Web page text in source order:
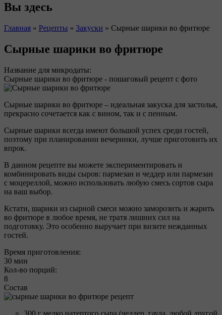
Вы здесь
Главная » Рецепты » Закуски » Сырные шарики во фритюре
Сырные шарики во фритюре
Название для микродаты:
Сырные шарики во фритюре - пошаговый рецепт с фото
Сырные шарики во фритюре – идеальная закуска для застолья,
прекрасно сочетается как с вином, так и с пенным.
Сырные шарики всегда имеют большой успех среди гостей,
поэтому при планировании вечеринки, лучше приготовить их
впрок.
В данном рецепте вы можете экспериментировать и
комбинировать виды сыров: пармезан и чеддер или пармезан
с моцереллой, можно использовать любую смесь сортов сыра
на ваш выбор.
Кстати, шарики из сырной смеси можно заморозить и жарить
во фритюре в любое время, не тратя лишних сил на
подготовку. Это особенно выручает при визите нежданных
гостей.
Время приготовления:
30 мин
Кол-во порций:
8
Состав
300 г мелко натертого сыра (чеддер, гауда, любой другой